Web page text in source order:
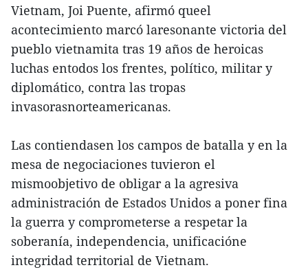
Vietnam, Joi Puente, afirmó queel
acontecimiento marcó laresonante victoria del
pueblo vietnamita tras 19 años de heroicas
luchas entodos los frentes, político, militar y
diplomático, contra las tropas
invasorasnorteamericanas.
Las contiendasen los campos de batalla y en la
mesa de negociaciones tuvieron el
mismoobjetivo de obligar a la agresiva
administración de Estados Unidos a poner fina
la guerra y comprometerse a respetar la
soberanía, independencia, unificacióne
integridad territorial de Vietnam.